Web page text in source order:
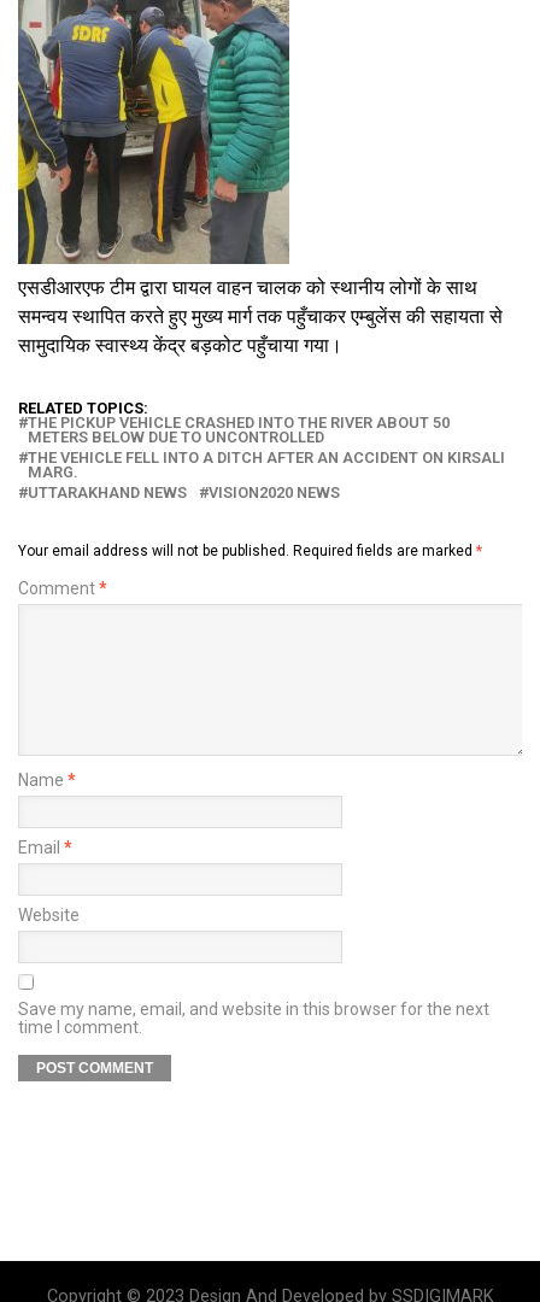
एसडीआरएफ टीम द्वारा घायल वाहन चालक को स्थानीय लोगों के साथ
समन्वय स्थापित करते हुए मुख्य मार्ग तक पहुँचाकर एम्बुलेंस की सहायता से
सामुदायिक स्वास्थ्य केंद्र बड़कोट पहुँचाया गया।
RELATED TOPICS:
THE PICKUP VEHICLE CRASHED INTO THE RIVER ABOUT 50
METERS BELOW DUE TO UNCONTROLLED
THE VEHICLE FELL INTO A DITCH AFTER AN ACCIDENT ON KIRSALI
MARG.
UTTARAKHAND NEWS
VISION2020 NEWS
Your email address will not be published. Required fields are marked *
Comment*
Name *
Email *
Website
Save my name, email, and website in this browser for the next
time I comment.
Copyright © 2023 Design And Developed by SSDIGIMARK